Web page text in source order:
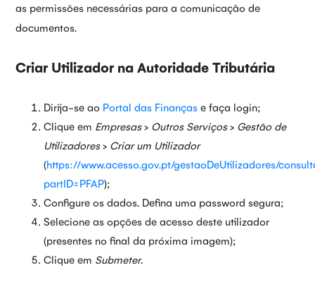
as permissões necessárias para a comunicação de
documentos.
Criar Utilizador na Autoridade Tributária
Dirija-se ao Portal das Finanças e faça login;
Clique em Empresas> Outros Serviços> Gestão de
Utilizadores> Criar um Utilizador
(https://www.acesso.gov.pt/gestaoDeUtilizadores/
partID=PFAP);
Configure os dados. Defina uma password segura;
Selecione as opções de acesso deste utilizador
(presentes no final da próxima imagem);
Clique em Submeter.